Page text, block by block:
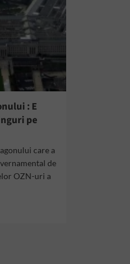
: E
pe
care a
de
OZN-uri a